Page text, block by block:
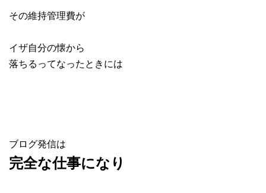
その維持管理費が
イザ自分の懐から
落ちるってなったときには
ブログ発信は
完全な仕事になり